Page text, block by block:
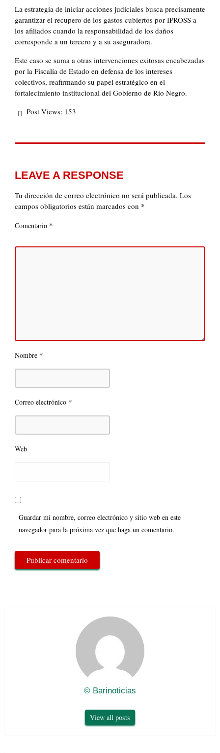
La estrategia de iniciar acciones judiciales busca precisamente
garantizar el recupero de los gastos cubiertos por IPROSS a
los afiliados cuando la responsabilidad de los daños
corresponde a un tercero y a su aseguradora.
Este caso se suma a otras intervenciones exitosas encabezadas
por la Fiscalía de Estado en defensa de los intereses
colectivos, reafirmando su papel estratégico en el
fortalecimiento institucional del Gobierno de Río Negro.
Post Views: 153
LEAVE A RESPONSE
Tu dirección de correo electrónico no será publicada. Los
campos obligatorios están marcados con *
Comentario *
Nombre *
Correo electrónico *
Web
Guardar mi nombre, correo electrónico y sitio web en este
navegador para la próxima vez que haga un comentario.
© Barinoticias
View all posts